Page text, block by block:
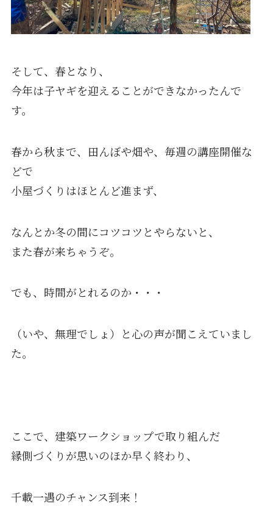
そして、春となり、
今年は子ヤギを迎えることができなかったんで
す。
春から秋まで、田んぼや畑や、毎週の講座開催な
どで
小屋づくりはほとんど進まず、
なんとか冬の間にコツコツとやらないと、
また春が来ちゃうぞ。
でも、時間がとれるのか・・・
（いや、無理でしょ）と心の声が聞こえていまし
た。
ここで、建築ワークショップで取り組んだ
縁側づくりが思いのほか早く終わり、
千載一遇のチャンス到来！